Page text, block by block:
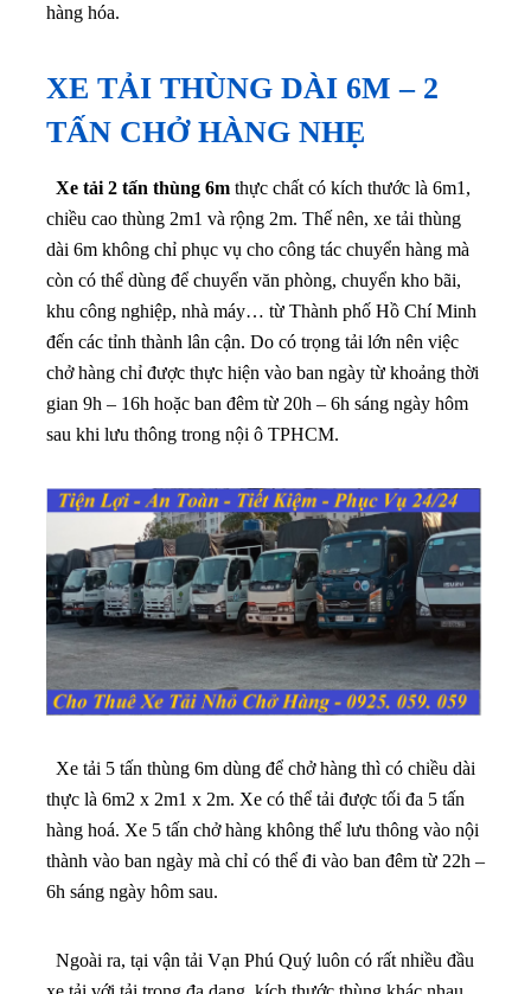
hàng hóa.
XE TẢI THÙNG DÀI 6M – 2
TẤN CHỞ HÀNG NHẸ
Xe tải 2 tấn thùng 6m thực chất có kích thước là 6m1,
chiều cao thùng 2m1 và rộng 2m. Thế nên, xe tải thùng
dài 6m không chỉ phục vụ cho công tác chuyển hàng mà
còn có thể dùng để chuyển văn phòng, chuyển kho bãi,
khu công nghiệp, nhà máy… từ Thành phố Hồ Chí Minh
đến các tỉnh thành lân cận. Do có trọng tải lớn nên việc
chở hàng chỉ được thực hiện vào ban ngày từ khoảng thời
gian 9h – 16h hoặc ban đêm từ 20h – 6h sáng ngày hôm
sau khi lưu thông trong nội ô TPHCM.
Xe tải 5 tấn thùng 6m dùng để chở hàng thì có chiều dài
thực là 6m2 x 2m1 x 2m. Xe có thể tải được tối đa 5 tấn
hàng hoá. Xe 5 tấn chở hàng không thể lưu thông vào nội
thành vào ban ngày mà chỉ có thể đi vào ban đêm từ 22h –
6h sáng ngày hôm sau.
Ngoài ra, tại vận tải Vạn Phú Quý luôn có rất nhiều đầu